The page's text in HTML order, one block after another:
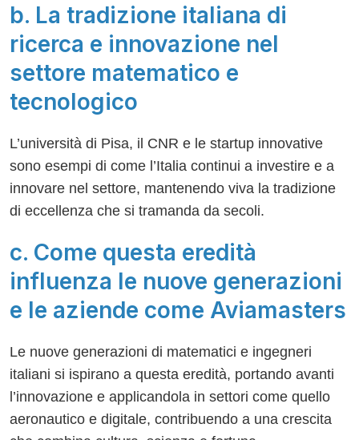
b. La tradizione italiana di
ricerca e innovazione nel
settore matematico e
tecnologico
L’università di Pisa, il CNR e le startup innovative
sono esempi di come l’Italia continui a investire e a
innovare nel settore, mantenendo viva la tradizione
di eccellenza che si tramanda da secoli.
c. Come questa eredità
influenza le nuove generazioni
e le aziende come Aviamasters
Le nuove generazioni di matematici e ingegneri
italiani si ispirano a questa eredità, portando avanti
l’innovazione e applicandola in settori come quello
aeronautico e digitale, contribuendo a una crescita